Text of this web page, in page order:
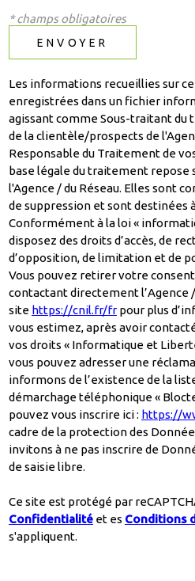
* champs obligatoires
ENVOYER
Les informations recueillies sur
enregistrées dans un fichier
agissant comme Sous-traitant
de la clientèle/prospects de
Responsable du Traitement de
base légale du traitement
l'Agence / du Réseau. Elles sont
de suppression et sont destinées
Conformément à la loi «
disposez des droits d’accès, de
d’opposition, de limitation et de
Vous pouvez retirer votre
contactant directement l’Agence
site https://cnil.fr/fr pour plus
vous estimez, après avoir
vos droits « Informatique et
vous pouvez adresser une
informons de l’existence de la
démarchage téléphonique «
pouvez vous inscrire ici : https://
cadre de la protection des
invitons à ne pas inscrire de
de saisie libre.
Ce site est protégé par
Confidentialité et es Conditions
s'appliquent.